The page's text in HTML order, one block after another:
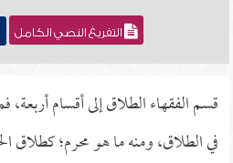
التفريغ النصي الكامل
قسم الفقهاء الطلاق إلى أقسام
في الطلاق، ومنه ما هو محرم؛ كطلاق